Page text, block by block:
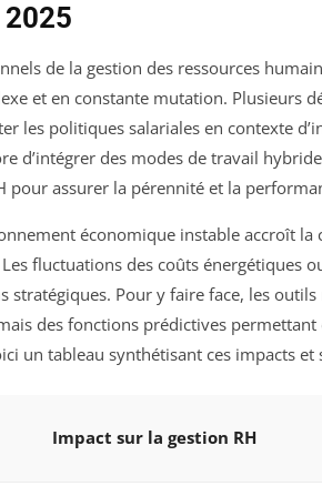
2025
de la gestion des ressources
et en constante mutation. Plusieurs
les politiques salariales en contexte
d’intégrer des modes de travail
pour assurer la pérennité et la
économique instable accroît
fluctuations des coûts énergétiques
stratégiques. Pour y faire face, les
des fonctions prédictives
un tableau synthétisant ces impacts et
Impact sur la gestion RH